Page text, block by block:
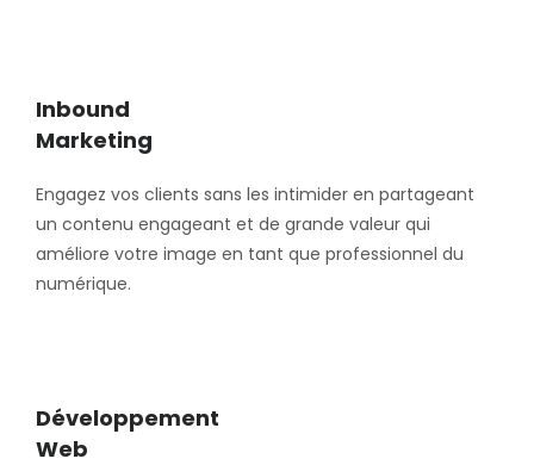
Inbound
Marketing
Engagez vos clients sans les intimider en partageant
un contenu engageant et de grande valeur qui
améliore votre image en tant que professionnel du
numérique.
Développement
Web